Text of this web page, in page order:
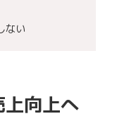
ない
向上へ